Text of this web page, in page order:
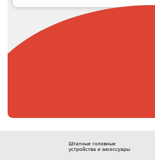
Штатные головные
устройства и аксессуары